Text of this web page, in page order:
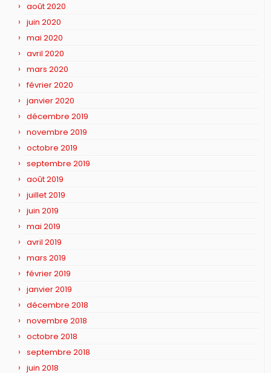
août 2020
juin 2020
mai 2020
avril 2020
mars 2020
février 2020
janvier 2020
décembre 2019
novembre 2019
octobre 2019
septembre 2019
août 2019
juillet 2019
juin 2019
mai 2019
avril 2019
mars 2019
février 2019
janvier 2019
décembre 2018
novembre 2018
octobre 2018
septembre 2018
juin 2018